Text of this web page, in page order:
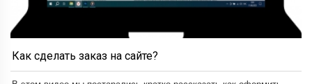
Как сделать заказ на сайте?